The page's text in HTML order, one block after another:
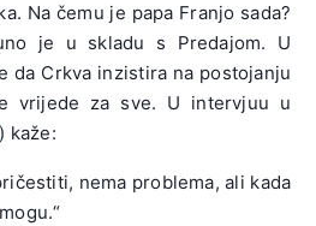
Na čemu je papa Franjo sada?
je u skladu s Predajom. U
da Crkva inzistira na postojanju
vrijede za sve. U intervjuu u
) kaže:
nema problema, ali kada